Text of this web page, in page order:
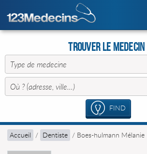
Trouver le Medecin
FIND
Accueil / Dentiste / Boes-hulmann Mélanie